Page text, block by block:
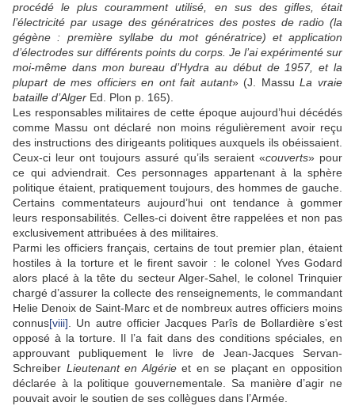
procédé le plus couramment utilisé, en sus des gifles, était
l’électricité par usage des génératrices des postes de radio (la
gégène : première syllabe du mot génératrice) et application
d’électrodes sur différents points du corps. Je l’ai expérimenté sur
moi-même dans mon bureau d’Hydra au début de 1957, et la
plupart de mes officiers en ont fait autant» (J. MassuLa vraie
bataille d’Alger Ed. Plon p. 165).
Les responsables militaires de cette époque aujourd’hui décédés
comme Massu ont déclaré non moins régulièrement avoir reçu
des instructions des dirigeants politiques auxquels ils obéissaient.
Ceux-ci leur ont toujours assuré qu’ils seraient «couverts» pour
ce qui adviendrait. Ces personnages appartenant à la sphère
politique étaient, pratiquement toujours, des hommes de gauche.
Certains commentateurs aujourd’hui ont tendance à gommer
leurs responsabilités. Celles-ci doivent être rappelées et non pas
exclusivement attribuées à des militaires.
Parmi les officiers français, certains de tout premier plan, étaient
hostiles à la torture et le firent savoir : le colonel Yves Godard
alors placé à la tête du secteur Alger-Sahel, le colonel Trinquier
chargé d’assurer la collecte des renseignements, le commandant
Helie Denoix de Saint-Marc et de nombreux autres officiers moins
connus[viii] . Un autre officier Jacques Parîs de Bollardière s’est
opposé à la torture. Il l’a fait dans des conditions spéciales, en
approuvant publiquement le livre de Jean-Jacques Servan-
Schreiber Lieutenant en Algérieet en se plaçant en opposition
déclarée à la politique gouvernementale. Sa manière d’agir ne
pouvait avoir le soutien de ses collègues dans l’Armée.